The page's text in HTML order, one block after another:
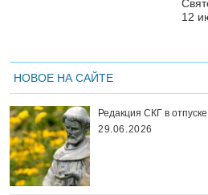
12
НОВОЕ НА САЙТЕ
Редакция СКГ в отпуске
29.06.2026